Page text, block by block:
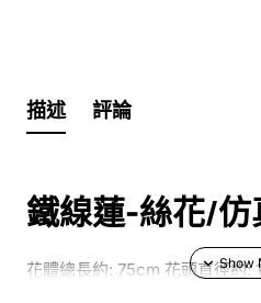
描述 評論
鐵線蓮-絲花/仿
花體總長約: 75cm 花頭直徑約: